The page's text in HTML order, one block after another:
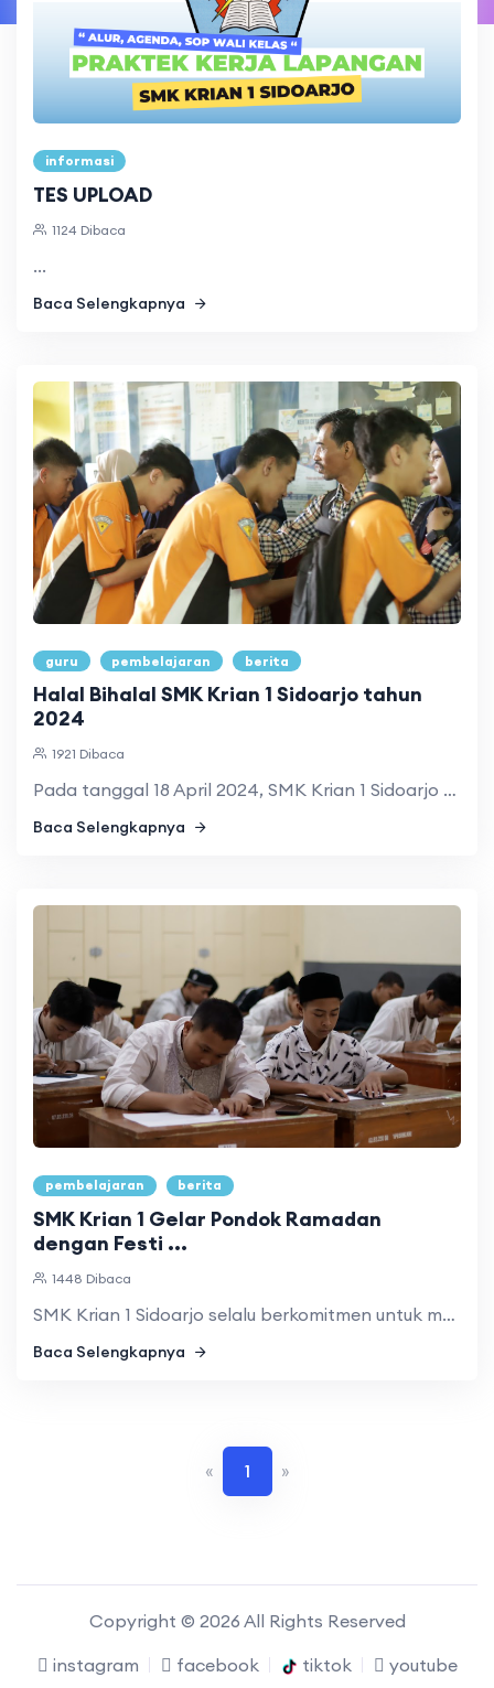
informasi
TES UPLOAD
1124 Dibaca
...
Baca Selengkapnya
guru pembelajaran berita
Halal Bihalal SMK Krian 1 Sidoarjo tahun
2024
1921 Dibaca
Pada tanggal 18 April 2024, SMK Krian 1 Sidoarjo mengadakan ...
Baca Selengkapnya
pembelajaran berita
SMK Krian 1 Gelar Pondok Ramadan
dengan Festi ...
1448 Dibaca
SMK Krian 1 Sidoarjo selalu berkomitmen untuk menjalankan am ...
Baca Selengkapnya
« 1 »
Copyright © 2026 All Rights Reserved
instagram
facebook tiktok youtube